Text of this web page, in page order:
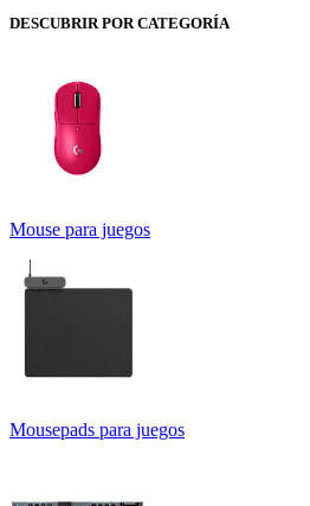
DESCUBRIR POR CATEGORÍA
Mouse para juegos
Mousepads para juegos